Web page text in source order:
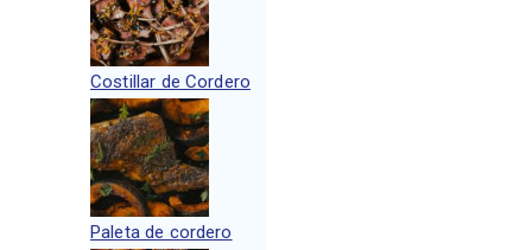
Costillar de Cordero
Paleta de cordero